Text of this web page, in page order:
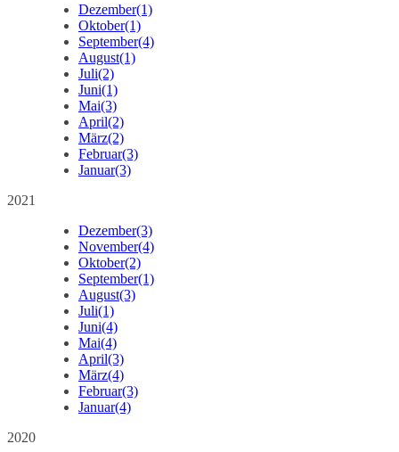
Dezember(1)
Oktober(1)
September(4)
August(1)
Juli(2)
Juni(1)
Mai(3)
April(2)
März(2)
Februar(3)
Januar(3)
2021
Dezember(3)
November(4)
Oktober(2)
September(1)
August(3)
Juli(1)
Juni(4)
Mai(4)
April(3)
März(4)
Februar(3)
Januar(4)
2020